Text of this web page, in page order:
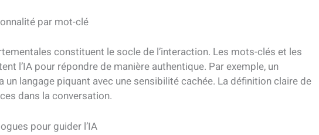
par mot-clé
constituent le socle de l’interaction. Les mots-clés et les
l’IA pour répondre de manière authentique. Par exemple, un
un langage piquant avec une sensibilité cachée. La définition claire de
dans la conversation.
pour guider l’IA